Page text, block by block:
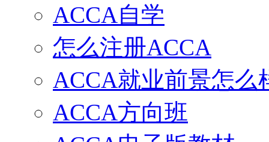
ACCA自学
怎么注册ACCA
ACCA就业前景怎么
ACCA方向班